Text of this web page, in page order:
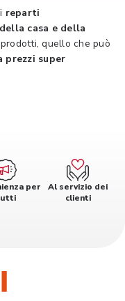
reparti
casa e della
quello che può
super
per
Al servizio dei
clienti